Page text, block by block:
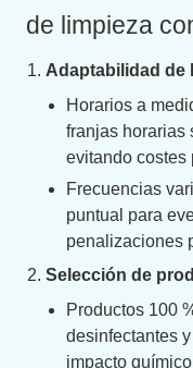
de limpieza
Adaptabilidad de
Horarios a
franjas horarias
evitando costes
Frecuencias
puntual para
penalizaciones
Selección de
Productos 100
desinfectantes
impacto